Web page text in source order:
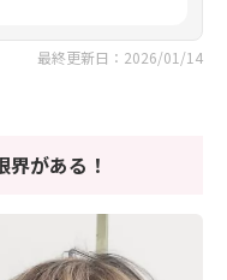
最終更新日：2026/01/14
がある！